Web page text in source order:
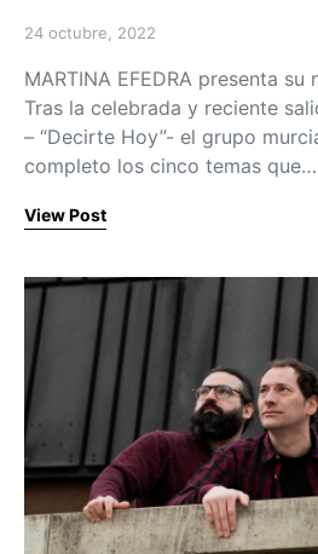
Posted on
24 octubre, 2022
MARTINA EFEDRA presenta su
Tras la celebrada y reciente
– “Decirte Hoy”- el grupo
completo los cinco temas que…
View Post